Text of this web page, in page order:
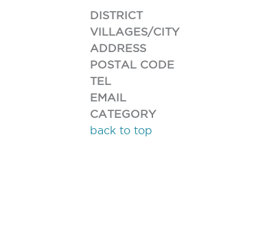
DISTRICT
VILLAGES/CITY
ADDRESS
POSTAL CODE
TEL
EMAIL
CATEGORY
back to top